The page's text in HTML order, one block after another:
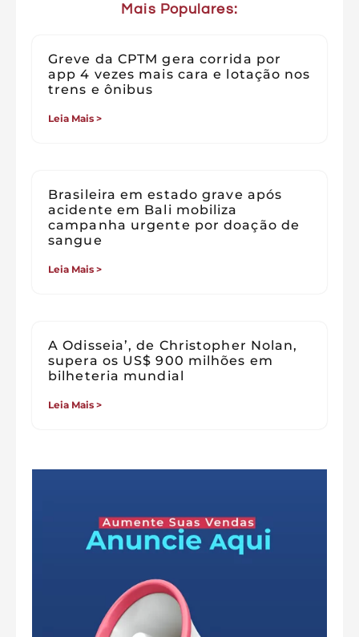
Mais Populares:
Greve da CPTM gera corrida por
app 4 vezes mais cara e lotação nos
trens e ônibus
Leia Mais >
Brasileira em estado grave após
acidente em Bali mobiliza
campanha urgente por doação de
sangue
Leia Mais >
A Odisseia’, de Christopher Nolan,
supera os US$ 900 milhões em
bilheteria mundial
Leia Mais >